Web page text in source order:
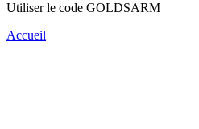
Utiliser le code GOLDSARM
Accueil